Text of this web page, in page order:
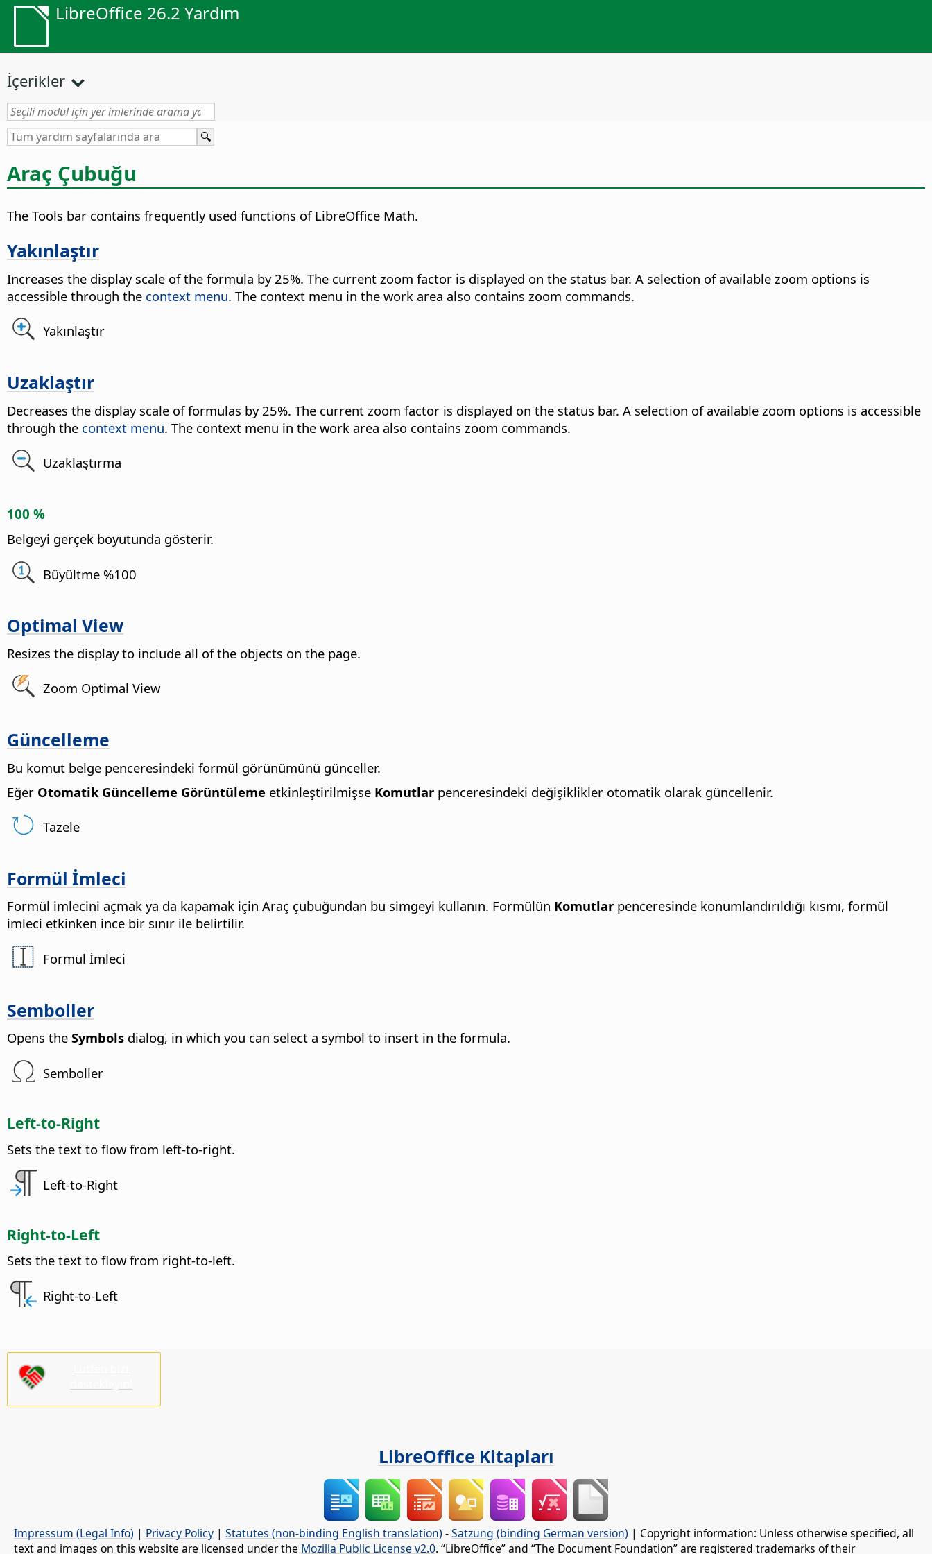
LibreOffice 26.2 Yardım
İçerikler
Araç Çubuğu
The Tools bar contains frequently used functions of LibreOffice Math.
Yakınlaştır
Increases the display scale of the formula by 25%. The current zoom factor is displayed on the status bar. A selection of available zoom options is
accessible through the context menu. The context menu in the work area also contains zoom commands.
Yakınlaştır
Uzaklaştır
Decreases the display scale of formulas by 25%. The current zoom factor is displayed on the status bar. A selection of available zoom options is accessible
through the context menu. The context menu in the work area also contains zoom commands.
Uzaklaştırma
100 %
Belgeyi gerçek boyutunda gösterir.
Büyültme %100
Optimal View
Resizes the display to include all of the objects on the page.
Zoom Optimal View
Güncelleme
Bu komut belge penceresindeki formül görünümünü günceller.
Eğer Otomatik Güncelleme Görüntüleme etkinleştirilmişse Komutlar penceresindeki değişiklikler otomatik olarak güncellenir.
Tazele
Formül İmleci
Formül imlecini açmak ya da kapamak için Araç çubuğundan bu simgeyi kullanın. Formülün Komutlar penceresinde konumlandırıldığı kısmı, formül
imleci etkinken ince bir sınır ile belirtilir.
Formül İmleci
Semboller
Opens the Symbols dialog, in which you can select a symbol to insert in the formula.
Semboller
Left-to-Right
Sets the text to flow from left-to-right.
Left-to-Right
Right-to-Left
Sets the text to flow from right-to-left.
Right-to-Left
LibreOffice Kitapları
Impressum (Legal Info) | Privacy Policy | Statutes (non-binding English translation) -Satzung (binding German version) | Copyright information: Unless otherwise specified, all
text and images on this website are licensed under the Mozilla Public License v2.0. “LibreOffice” and “The Document Foundation” are registered trademarks of their